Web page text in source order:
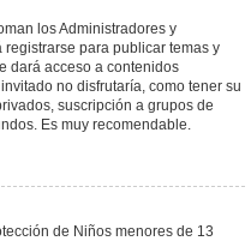
los Administradores y
para publicar temas y
dará acceso a contenidos
no disfrutaría, como tener su
suscripción a grupos de
Es muy recomendable.
de Niños menores de 13